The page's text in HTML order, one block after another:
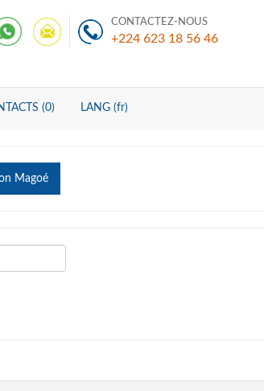
CONTACTEZ-NOUS
+224 623 18 56 46
(0) LANG (fr)
Magoé